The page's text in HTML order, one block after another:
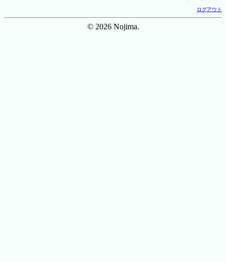
ログアウト
© 2026 Nojima.